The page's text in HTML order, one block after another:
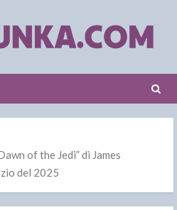
of the Jedi” di James
del 2025